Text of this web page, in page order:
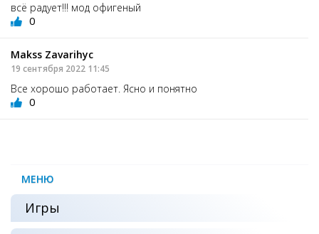
всё радует!!! мод офигеный
0
Makss Zavarihyc
19 сентября 2022 11:45
Все хорошо работает. Ясно и понятно
0
МЕНЮ
Игры